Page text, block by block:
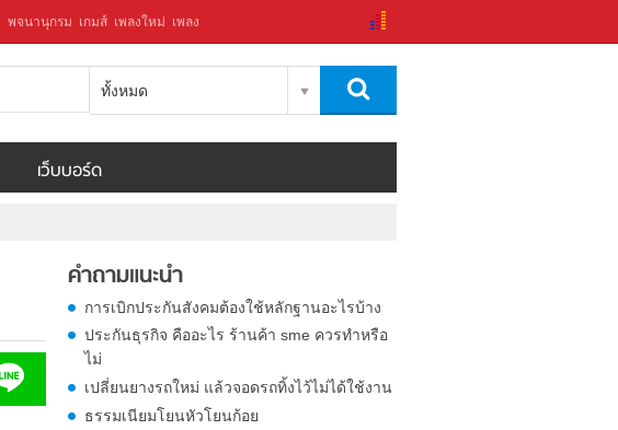
พจนานุกรม เกมส์ เพลงใหม่ เพลง
ทั้งหมด
เว็บบอร์ด
คำถามแนะนำ
การเบิกประกันสังคมต้องใช้หลักฐานอะไรบ้าง
ประกันธุรกิจ คืออะไร ร้านค้า sme ควรทำหรือ
ไม่
เปลี่ยนยางรถใหม่ แล้วจอดรถทิ้งไว้ไม่ได้ใช้งาน
ธรรมเนียมโยนหัวโยนก้อย